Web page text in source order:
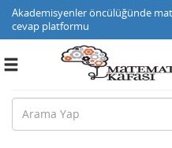
Akademisyenler öncülüğünde
cevap platformu
Toggle